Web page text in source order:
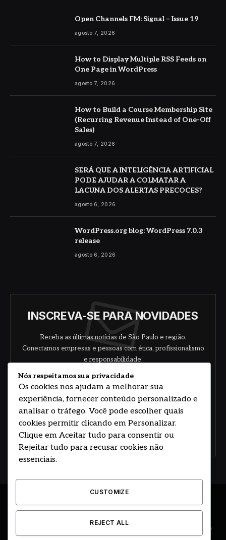
Open Channels FM: Signal – Issue 19
agosto 7, 2026
How to Display Multiple RSS Feeds on
One Page in WordPress
agosto 7, 2026
How to Build a Course Membership Site
(Recurring Revenue Instead of One-Off
Sales)
agosto 7, 2026
SERÁ QUE A INTELIGÊNCIA ARTIFICIAL
PODE AJUDAR A COLMATAR A
LACUNA DOS ALERTAS PRECOCES?
agosto 6, 2026
WordPress.org blog: WordPress 7.0.3
release
agosto 6, 2026
INSCREVA-SE PARA NOVIDADES
Receba as últimas notícias de São Paulo e região.
Conectamos empresas e pessoas com ética, profissionalismo
e responsabilidade.
Concorde com nossos termos e acordo de
© 2026 DESENVOLVIDO POR HOSTING PRIME BRASIL
CIDADE E REGIÃO
Nós respeitamos sua privacidade
Os cookies nos ajudam a melhorar sua
experiência, fornecer conteúdo personalizado e
analisar o tráfego. Você pode escolher quais
cookies permitir clicando em Personalizar.
Clique em Aceitar tudo para consentir ou
Rejeitar tudo para recusar cookies não
essenciais.
CUSTOMIZE
REJECT ALL